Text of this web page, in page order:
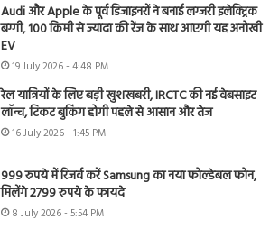
Audi और Apple के पूर्व डिजाइनरों ने बनाई लग्जरी इलेक्ट्रिक
बग्गी, 100 किमी से ज्यादा की रेंज के साथ आएगी यह अनोखी
EV
19 July 2026 - 4:48 PM
रेल यात्रियों के लिए बड़ी खुशखबरी, IRCTC की नई वेबसाइट
लॉन्च, टिकट बुकिंग होगी पहले से आसान और तेज
16 July 2026 - 1:45 PM
999 रुपये में रिजर्व करें Samsung का नया फोल्डेबल फोन,
मिलेंगे 2799 रुपये के फायदे
8 July 2026 - 5:54 PM